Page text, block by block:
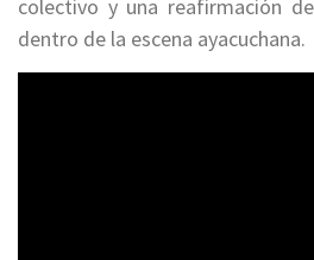
colectivo y una reafirmación
dentro de la escena ayacuchana.